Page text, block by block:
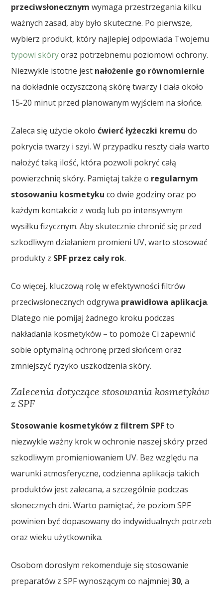
przeciwsłonecznym wymaga przestrzegania kilku
ważnych zasad, aby było skuteczne. Po pierwsze,
wybierz produkt, który najlepiej odpowiada Twojemu
typowi skóryoraz potrzebnemu poziomowi ochrony.
Niezwykle istotne jest nałożenie go równomiernie
na dokładnie oczyszczoną skórę twarzy i ciała około
15-20 minut przed planowanym wyjściem na słońce.
Zaleca się użycie okołoćwierć łyżeczki kremu do
pokrycia twarzy i szyi. W przypadku reszty ciała warto
nałożyć taką ilość, która pozwoli pokryć całą
powierzchnię skóry. Pamiętaj także o regularnym
stosowaniu kosmetyku co dwie godziny oraz po
każdym kontakcie z wodą lub po intensywnym
wysiłku fizycznym. Aby skutecznie chronić się przed
szkodliwym działaniem promieni UV, warto stosować
produkty z SPF przez cały rok.
Co więcej, kluczową rolę w efektywności filtrów
przeciwsłonecznych odgrywa prawidłowa aplikacja.
Dlatego nie pomijaj żadnego kroku podczas
nakładania kosmetyków – to pomoże Ci zapewnić
sobie optymalną ochronę przed słońcem oraz
zmniejszyć ryzyko uszkodzenia skóry.
Zalecenia dotyczące stosowania kosmetyków
z SPF
Stosowanie kosmetyków z filtrem SPFto
niezwykle ważny krok w ochronie naszej skóry przed
szkodliwym promieniowaniem UV. Bez względu na
warunki atmosferyczne, codzienna aplikacja takich
produktów jest zalecana, a szczególnie podczas
słonecznych dni. Warto pamiętać, że poziom SPF
powinien być dopasowany do indywidualnych potrzeb
oraz wieku użytkownika.
Osobom dorosłym rekomenduje się stosowanie
preparatów z SPF wynoszącym co najmniej30, a